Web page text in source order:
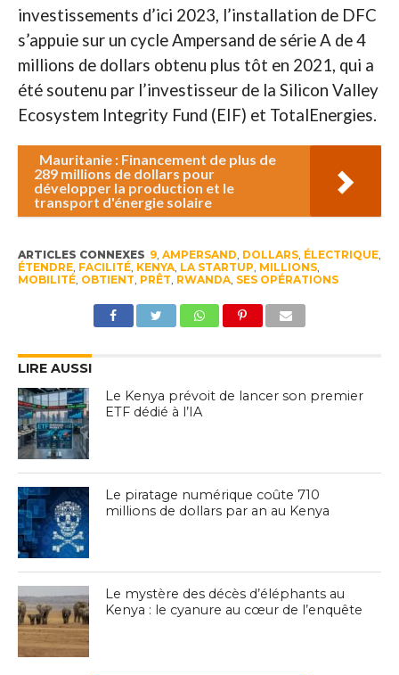
investissements d’ici 2023, l’installation de DFC
s’appuie sur un cycle Ampersand de série A de 4
millions de dollars obtenu plus tôt en 2021, qui a
été soutenu par l’investisseur de la Silicon Valley
Ecosystem Integrity Fund (EIF) et TotalEnergies.
Mauritanie : Financement de plus de
289 millions de dollars pour
développer la production et le
transport d'énergie solaire
ARTICLES CONNEXES 9, AMPERSAND DOLLARS, ÉLECTRIQUE,
ÉTENDRE, FACILITÉ, KENYA, LA STARTUP MILLIONS,
MOBILITÉ, OBTIENT PRÊT RWANDA, SES OPÉRATIONS
LIRE AUSSI
Le Kenya prévoit de lancer son premier
ETF dédié à l’IA
Le piratage numérique coûte 710
millions de dollars par an au Kenya
Le mystère des décès d’éléphants au
Kenya : le cyanure au cœur de l’enquête